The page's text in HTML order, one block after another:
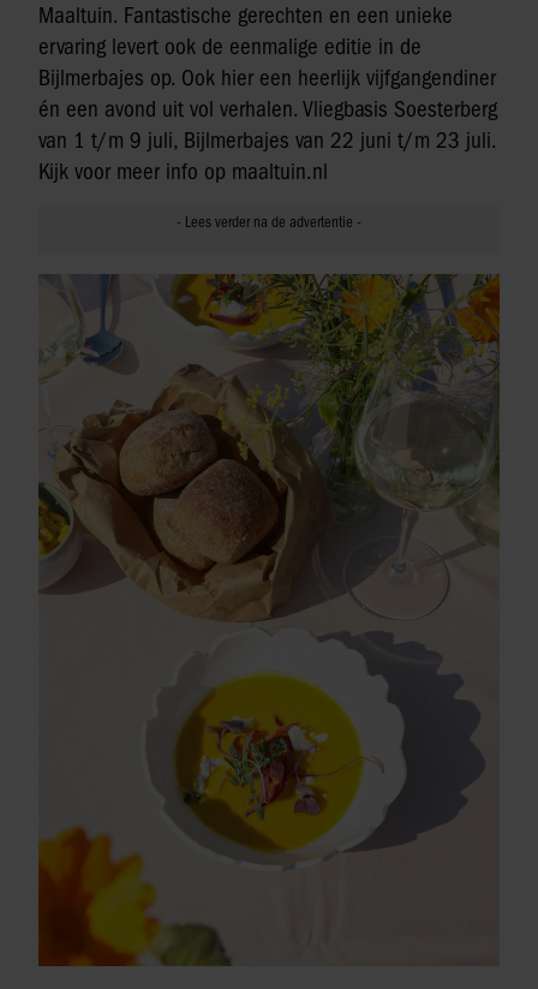
Maaltuin. Fantastische gerechten en een unieke
ervaring levert ook de eenmalige editie in de
Bijlmerbajes op. Ook hier een heerlijk vijfgangendiner
én een avond uit vol verhalen. Vliegbasis Soesterberg
van 1 t/m 9 juli, Bijlmerbajes van 22 juni t/m 23 juli.
Kijk voor meer info op maaltuin.nl